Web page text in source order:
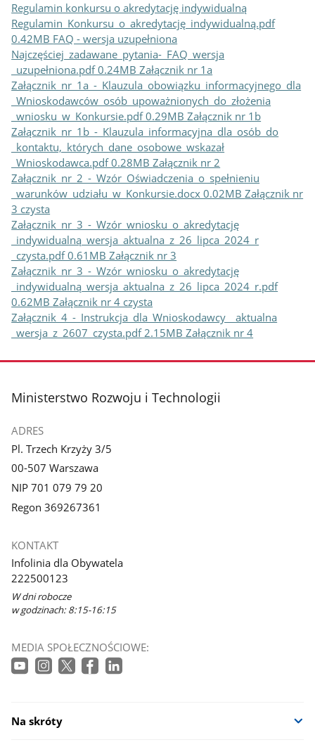
Regulamin konkursu o akredytację indywidualną
Regulamin​_Konkursu​_o​_akredytację​_indywidualną.pdf
0.42MB FAQ - wersja uzupełniona
Najczęściej​_zadawane​_pytania-​_FAQ​_wersja​
_uzupełniona.pdf 0.24MBZałącznik nr 1a
Załącznik​_nr​_1a​_-​_Klauzula​_obowiązku​_informacyjnego​_dla​
_Wnioskodawców​_osób​_upoważnionych​_do​_złożenia​
_wniosku​_w​_Konkursie.pdf 0.29MBZałącznik nr 1b
Załącznik​_nr​_1b​_-​_Klauzula​_informacyjna​_dla​_osób​_do​
_kontaktu,​_których​_dane​_osobowe​_wskazał​
_Wnioskodawca.pdf 0.28MBZałącznik nr 2
Załącznik​_nr​_2​_-​_Wzór​_Oświadczenia​_o​_spełnieniu​
_warunków​_udziału​_w​_Konkursie.docx 0.02MBZałącznik nr
3 czysta
Załącznik​_nr​_3​_-​_Wzór​_wniosku​_o​_akredytację​
_indywidualną​_wersja​_aktualna​_z​_26​_lipca​_2024​_r​
_czysta.pdf 0.61MBZałącznik nr 3
Załącznik​_nr​_3​_-​_Wzór​_wniosku​_o​_akredytację​
_indywidualną​_wersja​_aktualna​_z​_26​_lipca​_2024​_r.pdf
0.62MBZałącznik nr 4 czysta
Załącznik​_4​_-​_Instrukcja​_dla​_Wnioskodawcy​_​_aktualna​
_wersja​_z​_2607​_czysta.pdf 2.15MBZałącznik nr 4
stopka
Ministerstwo Rozwoju i Technologii
ADRES
Pl. Trzech Krzyży 3/5
00-507 Warszawa
NIP 701 079 79 20
Regon 369267361
KONTAKT
Infolinia dla Obywatela
222500123
W dni robocze
w godzinach: 8:15-16:15
MEDIA SPOŁECZNOŚCIOWE:
Na skróty